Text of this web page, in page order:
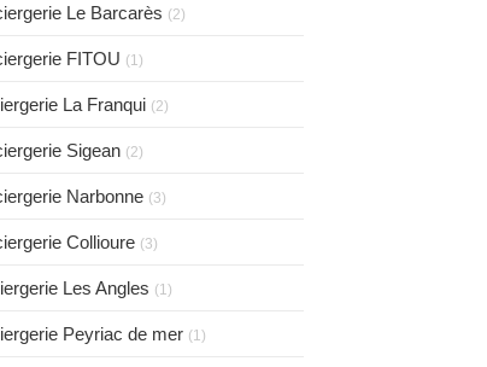
Le Barcarès (2)
FITOU (1)
La Franqui (2)
Sigean (2)
Narbonne (3)
Collioure (3)
Les Angles (1)
Peyriac de mer (1)